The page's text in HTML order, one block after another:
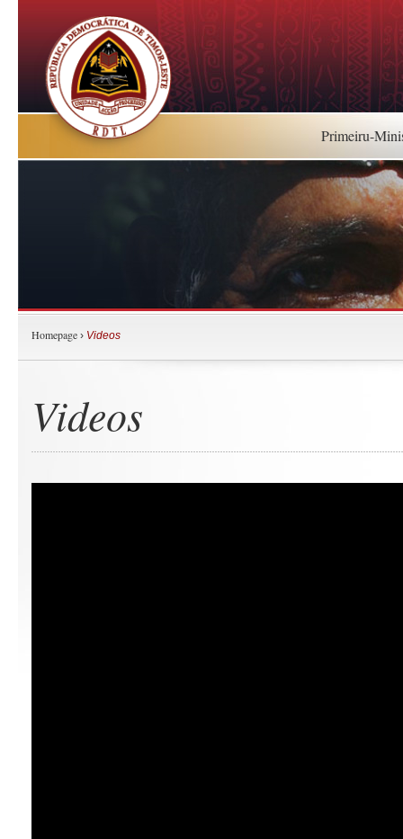
Primeiru-
Homepage › Videos
Videos